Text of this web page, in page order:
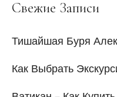
Свежие Записи
Тишайшая Буря
Как Выбрать